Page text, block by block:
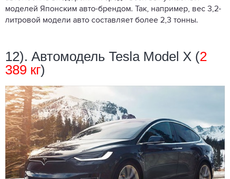
моделей Японским авто-брендом. Так, например, вес 3,2-
литровой модели авто составляет более 2,3 тонны.
12). Автомодель Tesla Model X (2
389 кг)